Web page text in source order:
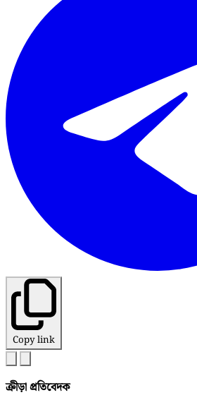
Copy link
ক্রীড়া প্রতিবেদক